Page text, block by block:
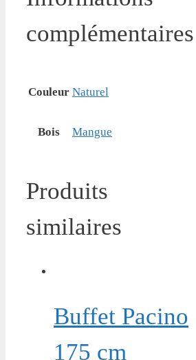
complémentaires
Couleur Naturel
Bois Mangue
Produits
similaires
Buffet Pacino
175 cm